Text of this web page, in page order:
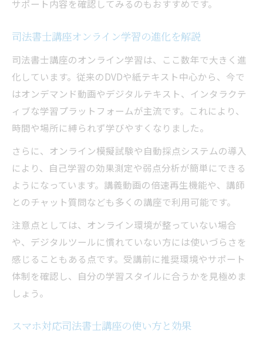
サポート内容を確認してみるのもおすすめです。
司法書士講座オンライン学習の進化を解説
司法書士講座のオンライン学習は、ここ数年で大きく進
化しています。従来のDVDや紙テキスト中心から、今で
はオンデマンド動画やデジタルテキスト、インタラクテ
ィブな学習プラットフォームが主流です。これにより、
時間や場所に縛られず学びやすくなりました。
さらに、オンライン模擬試験や自動採点システムの導入
により、自己学習の効果測定や弱点分析が簡単にできる
ようになっています。講義動画の倍速再生機能や、講師
とのチャット質問なども多くの講座で利用可能です。
注意点としては、オンライン環境が整っていない場合
や、デジタルツールに慣れていない方には使いづらさを
感じることもある点です。受講前に推奨環境やサポート
体制を確認し、自分の学習スタイルに合うかを見極めま
しょう。
スマホ対応司法書士講座の使い方と効果